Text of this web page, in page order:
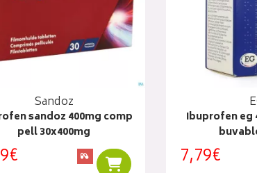
Sandoz
sandoz 400mg comp
pell 30x400mg
Ajouter au panier
Ibuprofen eg
7,79€